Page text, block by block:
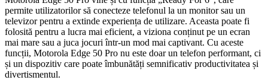
permite utilizatorilor să conecteze telefonul la un monitor sau un
televizor pentru a extinde experiența de utilizare. Aceasta poate fi
folosită pentru a lucra mai eficient, a viziona conținut pe un ecran
mai mare sau a juca jocuri într-un mod mai captivant. Cu aceste
funcții, Motorola Edge 50 Pro nu este doar un telefon performant, ci
și un dispozitiv care poate îmbunătăți semnificativ productivitatea și
divertismentul.